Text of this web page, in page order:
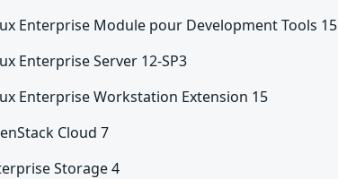
Enterprise Module pour Development Tools 15
Enterprise Server 12-SP3
Enterprise Workstation Extension 15
Cloud 7
Storage 4